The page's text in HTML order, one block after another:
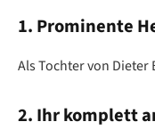
1. Prominente
Als Tochter von
2. Ihr komplett